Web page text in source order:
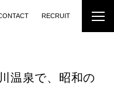
RECRUIT
温泉で、昭和の